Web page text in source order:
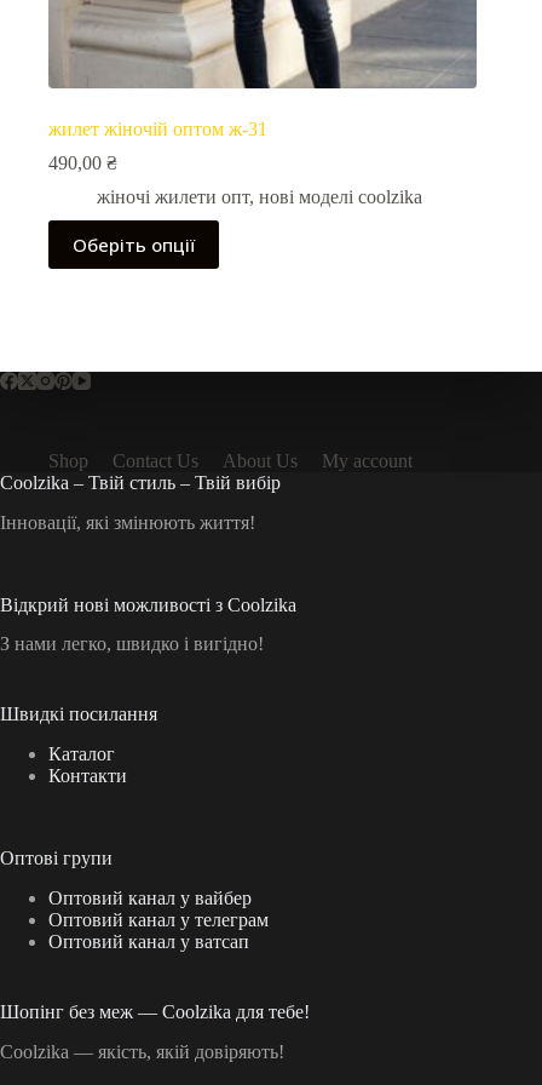
жилет жіночій оптом ж-31
490,00 ₴
жіночі жилети опт, нові моделі coolzika
Оберіть опції
Цей
товар
має
вибрати
Shop Contact Us About Us
My account
Coolzika – Твій стиль – Твій вибір
Інновації, які змінюють життя!
Відкрий нові можливості з Coolzika
З нами легко, швидко і вигідно!
Швидкі посилання
Каталог
Контакти
Оптові групи
Оптовий канал у вайбер
Оптовий канал у телеграм
Оптовий канал у ватсап
Шопінг без меж — Coolzika для тебе!
Coolzika — якість, якій довіряють!